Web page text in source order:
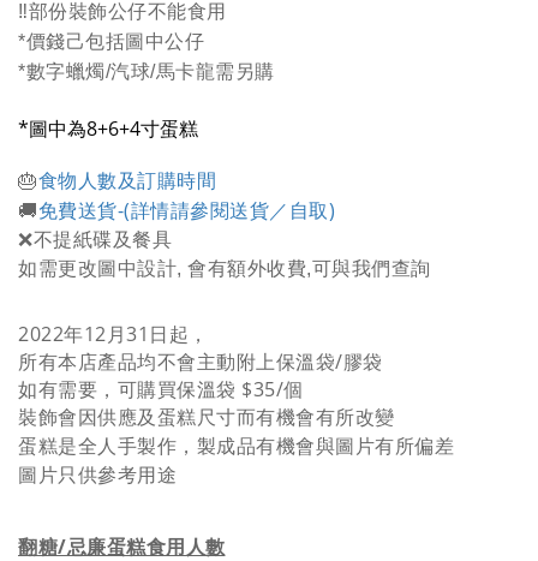
‼️部份裝飾公仔不能食用
*價錢己包括圖中公仔
*數字蠟燭/汽球/馬卡龍需另購
*圖中為8+6+4寸蛋糕
🎂食物人數及訂購時間
🚚免費送貨-(詳情請參閱送貨／自取)
❌不提紙碟及餐具
如需更改圖中設計, 會有額外收費,可與我們查詢
2022年12月31日起，
所有本店產品均不會主動附上保溫袋/膠袋
如有需要，可購買保溫袋 $35/個
裝飾會因供應及蛋糕尺寸而有機會有所改變
蛋糕是全人手製作，製成品有機會與圖片有所偏差
圖片只供參考用途
翻糖/忌廉蛋糕食用人數